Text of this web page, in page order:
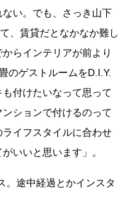
い。でも、さっき山下
、賃貸だとなかなか難し
らインテリアが前より
のゲストルームをD.I.Y.
付けたいなって思って
ションで付けるのって
イフスタイルに合わせ
いいと思います」。
。途中経過とかインスタ